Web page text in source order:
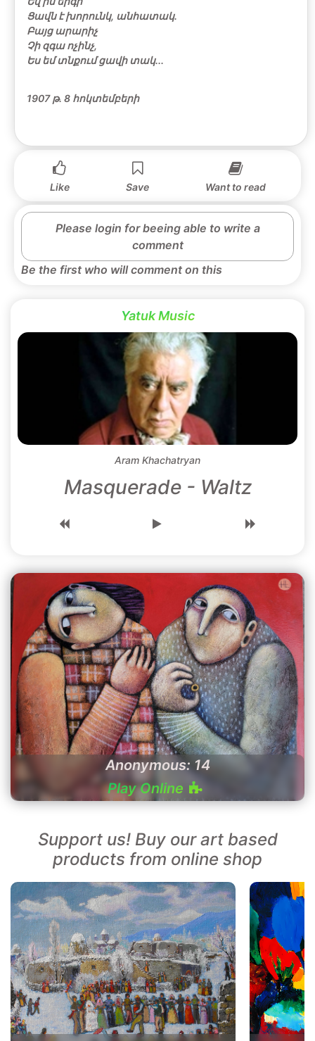
Ցավն է խորունկ, անհատակ․
Բայց արարիչ
Չի զգա ոչինչ,
Ես եմ տնքում ցավի տակ․․․
1907 թ. 8 հոկտեմբերի
Like Save Want to read
Please login for beeing able to write a
comment
Be the first who will comment on this
Yatuk Music
Aram Khachatryan
Masquerade - Waltz
Anonymous: 14
Play Online
Support us! Buy our art based
products from online shop